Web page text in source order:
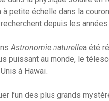
à petite échelle dans la
depuis les années
Astronomie naturellea été
puissant au monde, le
à Hawaï.
l’un des plus grands